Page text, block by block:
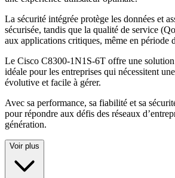
La sécurité intégrée protège les données et
sécurisée, tandis que la qualité de service
aux applications critiques, même en période
Le Cisco C8300-1N1S-6T offre une
idéale pour les entreprises qui nécessitent
évolutive et facile à gérer.
Avec sa performance, sa fiabilité et sa
pour répondre aux défis des réseaux
génération.
Voir plus